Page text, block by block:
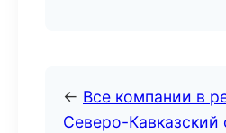
← Все компании в
Северо-Кавказский